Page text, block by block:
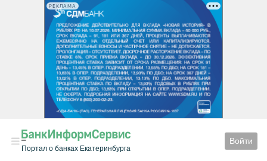
РЕКЛАМА
Портал о банках Екатеринбурга
Войти